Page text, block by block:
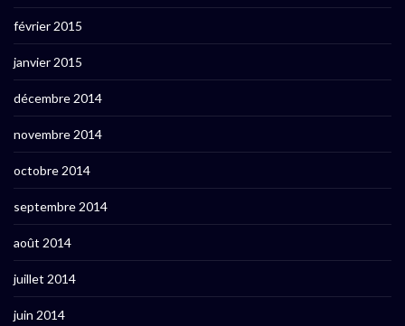
février 2015
janvier 2015
décembre 2014
novembre 2014
octobre 2014
septembre 2014
août 2014
juillet 2014
juin 2014